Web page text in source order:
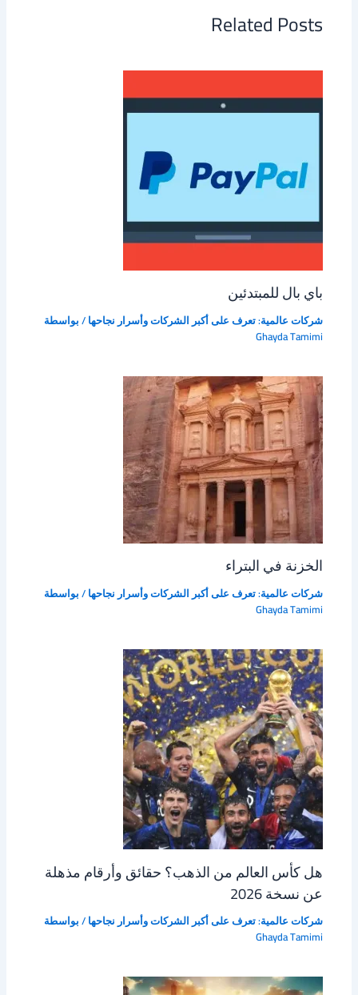
Related Posts
باي بال للمبتدئين
شركات عالمية: تعرف على أكبر الشركات وأسرار نجاحها/ بواسطة
Ghayda Tamimi
الخزنة في البتراء
شركات عالمية: تعرف على أكبر الشركات وأسرار نجاحها/ بواسطة
Ghayda Tamimi
هل كأس العالم من الذهب؟ حقائق وأرقام مذهلة
عن نسخة 2026
شركات عالمية: تعرف على أكبر الشركات وأسرار نجاحها/ بواسطة
Ghayda Tamimi